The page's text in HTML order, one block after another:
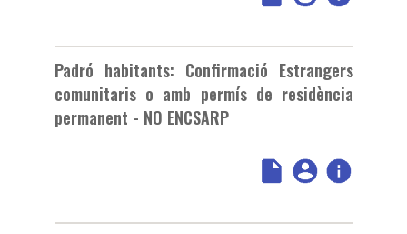
Padró habitants: Confirmació Estrangers
comunitaris o amb permís de residència
permanent - NO ENCSARP